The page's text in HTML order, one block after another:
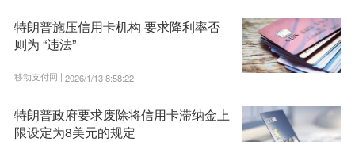
特朗普施压信用卡机构 要求降利率否
则为 “违法”
移动支付网 | 2026/1/13 8:58:22
特朗普政府要求废除将信用卡滞纳金上
限设定为8美元的规定